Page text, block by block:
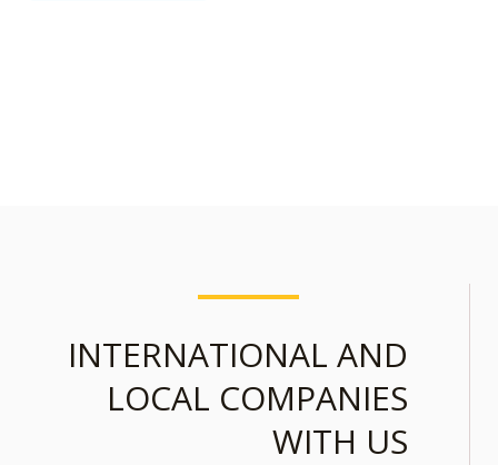
INTERNATIONAL AND
LOCAL COMPANIES
WITH US